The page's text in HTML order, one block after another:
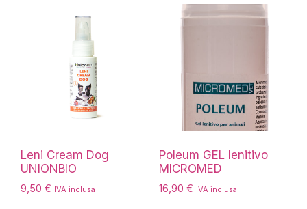
Leni Cream Dog
UNIONBIO
9,50 € IVA inclusa
Poleum GEL lenitivo
MICROMED
16,90 € IVA inclusa